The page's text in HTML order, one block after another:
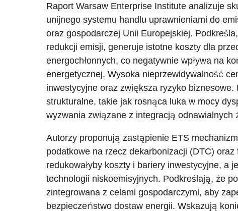
Raport Warsaw Enterprise Institute analizuje
unijnego systemu handlu uprawnieniami do
oraz gospodarczej Unii Europejskiej.
redukcji emisji, generuje istotne koszty dla
energochłonnych, co negatywnie wpływa na
energetycznej. Wysoka nieprzewidywalność
inwestycyjne oraz zwiększa ryzyko
strukturalne, takie jak rosnąca luka w mocy
wyzwania związane z integracją odnawialnych
Autorzy proponują zastąpienie ETS
podatkowe na rzecz dekarbonizacji (DTC)
redukowałyby koszty i bariery inwestycyjne, a
technologii niskoemisyjnych. Podkreślają, że
zintegrowana z celami gospodarczymi, aby
bezpieczeństwo dostaw energii. Wskazują